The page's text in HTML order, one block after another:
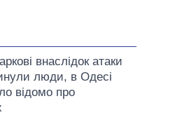
внаслідок атаки
люди, в Одесі
відомо про